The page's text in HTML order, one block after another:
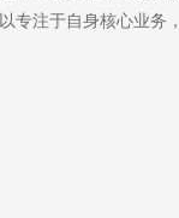
专注于自身核心业务